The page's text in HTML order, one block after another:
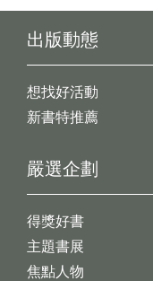
出版動態
想找好活動
新書特推薦
嚴選企劃
得獎好書
主題書展
焦點人物